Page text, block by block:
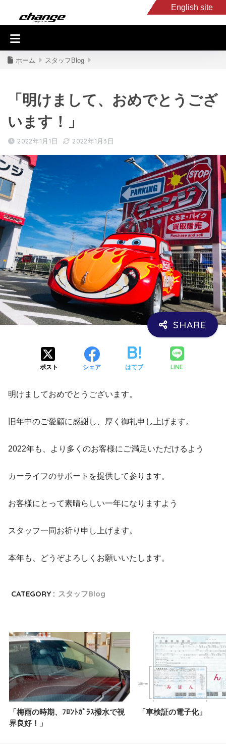
English site
入庫車情報
ホーム スタッフBlog
「明けまして、おめでとうござ
います！」
2022年1月1日 2022年1月3日
ポスト シェア はてブ LINE
明けましておめでとうございます。
旧年中のご愛顧に感謝し、厚く御礼申し上げます。
2022年も、より多くのお客様にご満足いただけるよう
カーライフのサポートを提供して参ります。
お客様にとって素晴らしい一年になりますよう
スタッフ一同お祈り申し上げます。
本年も、どうぞよろしくお願いいたします。
CATEGORY : スタッフBlog
「梅雨の時期、ﾌﾛﾝﾄｶﾞﾗｽ撥水で視
界良好！」
「車検証の電子化」